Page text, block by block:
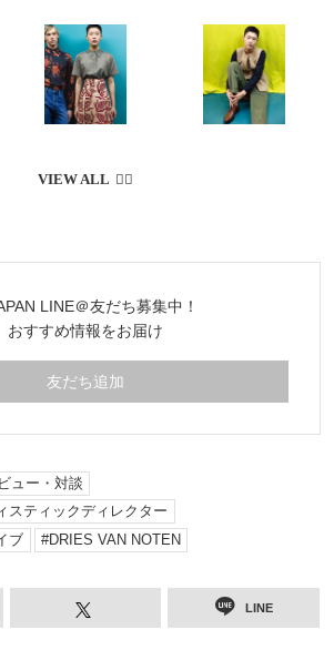
LINE＠友だち募集中！
おすすめ情報をお届け
友だち追加
ュー・対談
スティックディレクター
ブ
DRIES VAN NOTEN
LINE